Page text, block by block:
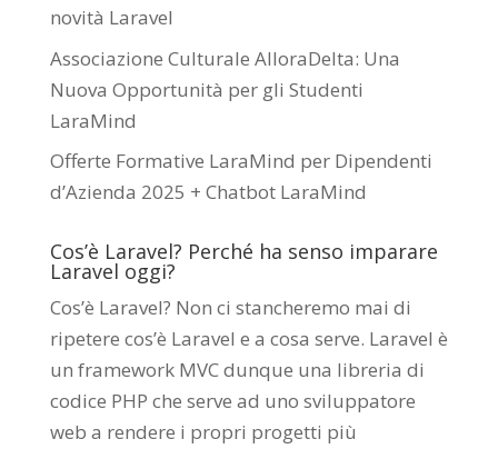
novità Laravel
Associazione Culturale AlloraDelta: Una
Nuova Opportunità per gli Studenti
LaraMind
Offerte Formative LaraMind per Dipendenti
d’Azienda 2025 + Chatbot LaraMind
Cos’è Laravel? Perché ha senso imparare
Laravel oggi?
Cos’è Laravel? Non ci stancheremo mai di
ripetere cos’è Laravel e a cosa serve. Laravel è
un framework MVC dunque una libreria di
codice PHP che serve ad uno sviluppatore
web a rendere i propri progetti più